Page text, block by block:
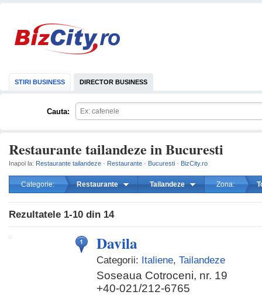
STIRI BUSINESS DIRECTOR BUSINESS
Cauta:
Restaurante tailandeze in Bucuresti
Inapoi la: Restaurante tailandeze · Restaurante · Bucuresti · BizCity.ro
Categorie: Restaurante Tailandeze Zona:
Rezultatele 1-10 din 14
Davila
Categorii: Italiene, Tailandeze
Soseaua Cotroceni, nr. 19
+40-021/212-6765